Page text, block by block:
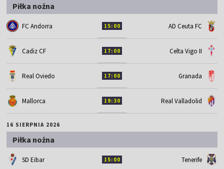
Piłka nożna
FC Andorra 15:00 AD Ceuta FC
Cadiz CF 17:00 Celta Vigo II
Real Oviedo 17:00 Granada
Mallorca 19:30 Real Valladolid
16 SIERPNIA 2026
Piłka nożna
SD Eibar 15:00 Tenerife